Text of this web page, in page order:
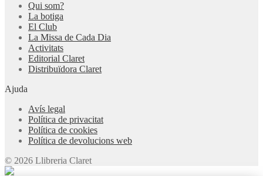
Qui som?
La botiga
El Club
La Missa de Cada Dia
Activitats
Editorial Claret
Distribuïdora Claret
Ajuda
Avís legal
Política de privacitat
Política de cookies
Política de devolucions web
© 2026 Llibreria Claret